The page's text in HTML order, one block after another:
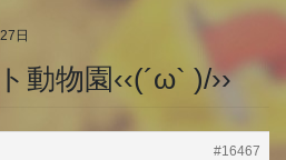
日
動物園‹‹(´ω` )/››
#16467